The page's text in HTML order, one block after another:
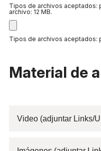
Tipos de archivos aceptados:
archivo: 12 MB.
Tipos de archivos aceptados:
Material de